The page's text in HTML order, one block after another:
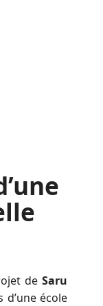
de Saru
d’une école